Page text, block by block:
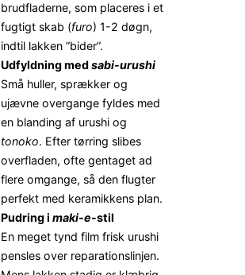
brudfladerne, som placeres i et
fugtigt skab (furo) 1-2 døgn,
indtil lakken ”bider”.
Udfyldning medsabi-urushi
Små huller, sprækker og
ujævne overgange fyldes med
en blanding af urushi og
tonoko. Efter tørring slibes
overfladen, ofte gentaget ad
flere omgange, så den flugter
perfekt med keramikkens plan.
Pudring i maki-e-stil
En meget tynd film frisk urushi
pensles over reparationslinjen.